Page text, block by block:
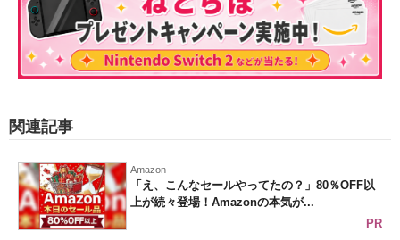
関連記事
Amazon
「え、こんなセールやってたの？」80％OFF以
上が続々登場！Amazonの本気が...
PR